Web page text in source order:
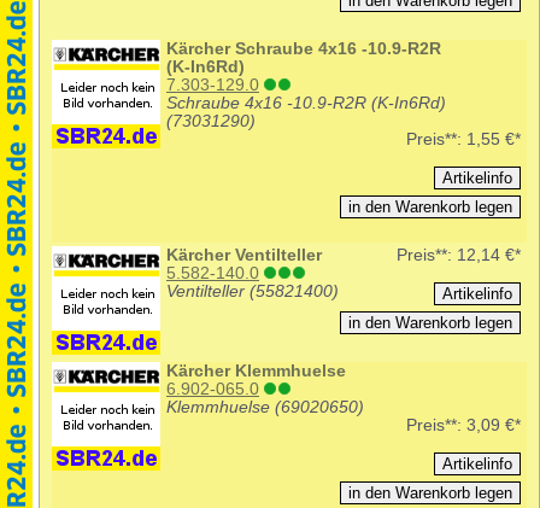
Kärcher Schraube 4x16 -10.9-R2R
(K-In6Rd)
7.303-129.0
Schraube 4x16 -10.9-R2R (K-In6Rd)
(73031290)
Preis**: 1,55 €*
Kärcher Ventilteller
5.582-140.0
Ventilteller (55821400)
Preis**: 12,14 €*
Kärcher Klemmhuelse
6.902-065.0
Klemmhuelse (69020650)
Preis**: 3,09 €*